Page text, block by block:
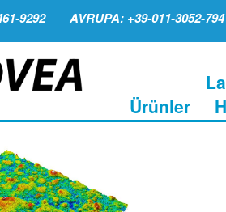
9292 AVRUPA: +39-011-3052-794
Ürünler